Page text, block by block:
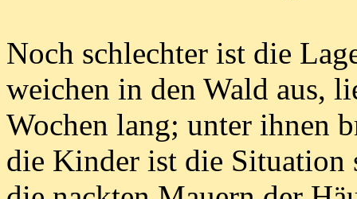
Noch schlechter ist die
weichen in den Wald aus,
Wochen lang; unter ihnen
die Kinder ist die